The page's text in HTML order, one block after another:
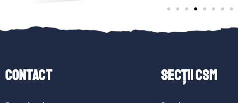
Contact SECȚII CSM